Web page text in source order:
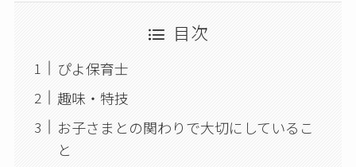
目次
ぴよ保育士
趣味・特技
お子さまとの関わりで大切にしているこ
と